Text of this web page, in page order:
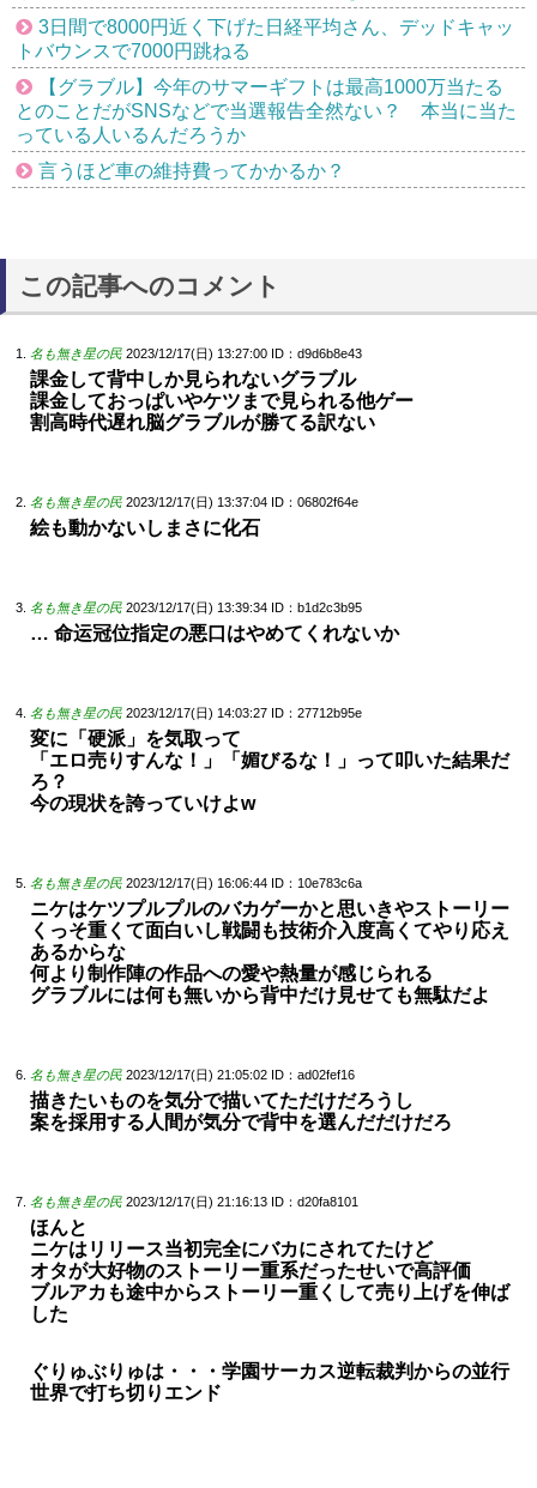
3日間で8000円近く下げた日経平均さん、デッドキャッ
トバウンスで7000円跳ねる
【グラブル】今年のサマーギフトは最高1000万当たる
とのことだがSNSなどで当選報告全然ない？ 本当に当た
っている人いるんだろうか
言うほど車の維持費ってかかるか？
この記事へのコメント
名も無き星の民 2023/12/17(日) 13:27:00 ID：d9d6b8e43
課金して背中しか見られないグラブル
課金しておっぱいやケツまで見られる他ゲー
割高時代遅れ脳グラブルが勝てる訳ない
名も無き星の民 2023/12/17(日) 13:37:04 ID：06802f64e
絵も動かないしまさに化石
名も無き星の民 2023/12/17(日) 13:39:34 ID：b1d2c3b95
… 命运冠位指定の悪口はやめてくれないか
名も無き星の民 2023/12/17(日) 14:03:27 ID：27712b95e
変に「硬派」を気取って
「エロ売りすんな！」「媚びるな！」って叩いた結果だ
ろ？
今の現状を誇っていけよw
名も無き星の民 2023/12/17(日) 16:06:44 ID：10e783c6a
ニケはケツプルプルのバカゲーかと思いきやストーリー
くっそ重くて面白いし戦闘も技術介入度高くてやり応え
あるからな
何より制作陣の作品への愛や熱量が感じられる
グラブルには何も無いから背中だけ見せても無駄だよ
名も無き星の民 2023/12/17(日) 21:05:02 ID：ad02fef16
描きたいものを気分で描いてただけだろうし
案を採用する人間が気分で背中を選んだだけだろ
名も無き星の民 2023/12/17(日) 21:16:13 ID：d20fa8101
ほんと
ニケはリリース当初完全にバカにされてたけど
オタが大好物のストーリー重系だったせいで高評価
ブルアカも途中からストーリー重くして売り上げを伸ば
した
ぐりゅぶりゅは・・・学園サーカス逆転裁判からの並行
世界で打ち切りエンド